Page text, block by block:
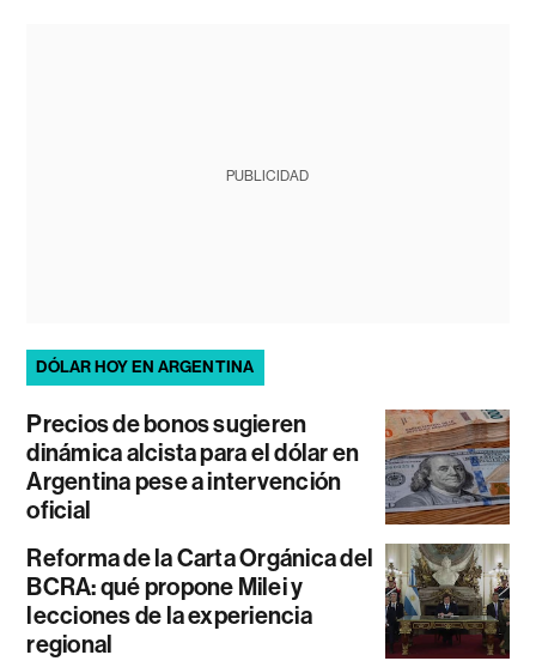
PUBLICIDAD
DÓLAR HOY EN ARGENTINA
Precios de bonos sugieren
dinámica alcista para el dólar en
Argentina pese a intervención
oficial
Reforma de la Carta Orgánica del
BCRA: qué propone Milei y
lecciones de la experiencia
regional